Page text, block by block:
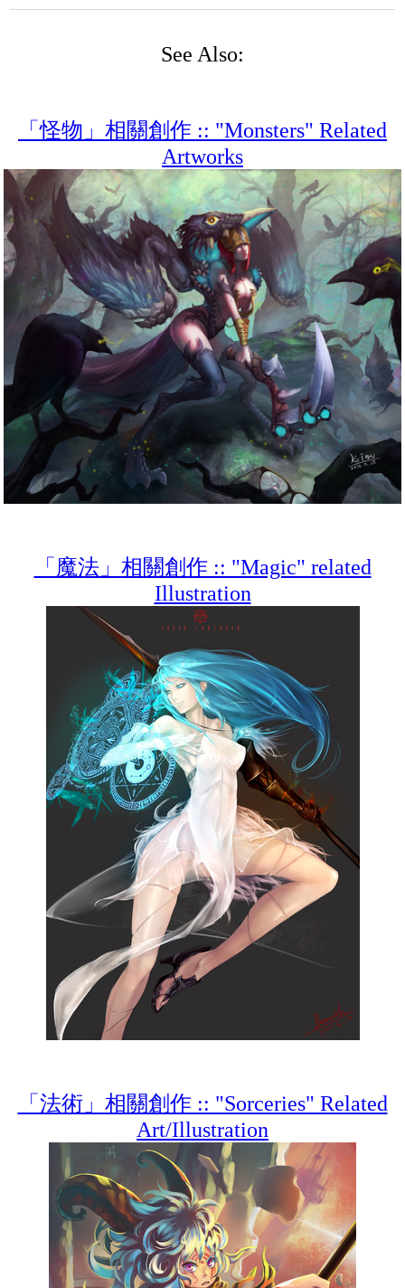
See Also:
「怪物」相關創作 :: "Monsters" Related
Artworks
「魔法」相關創作 :: "Magic" related
Illustration
「法術」相關創作 :: "Sorceries" Related
Art/Illustration